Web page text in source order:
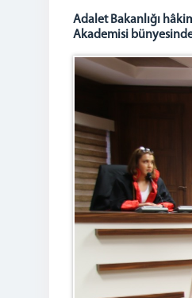
Adalet Bakanlığı
Akademisi